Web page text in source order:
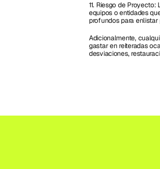
11. Riesgo de
equipos o entidades
profundos para
Adicionalmente,
gastar en reiteradas
desviaciones,